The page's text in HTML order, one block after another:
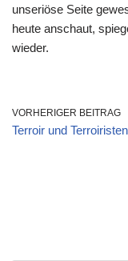
unseriöse Seite
heute anschaut,
wieder.
VORHERIGER BEITRAG
Terroir und Terroiristen